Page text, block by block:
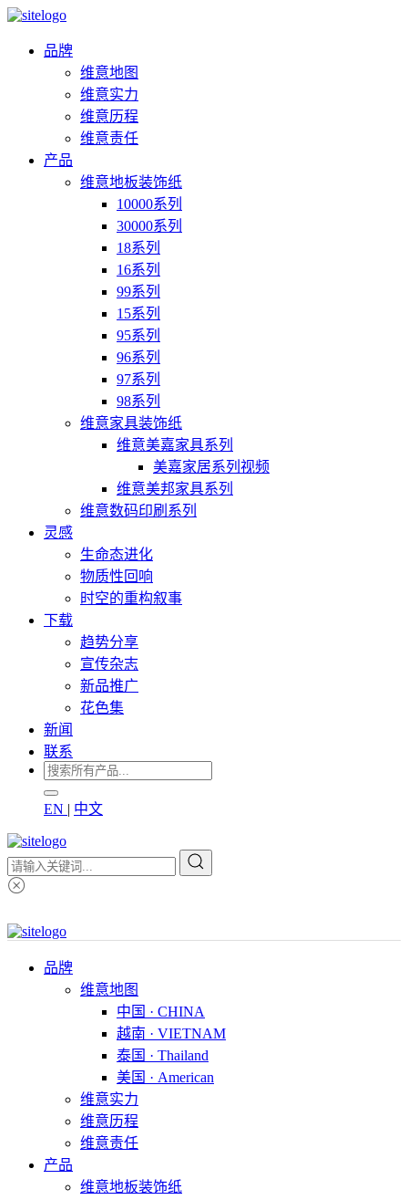
品牌
维意地图
维意实力
维意历程
维意责任
产品
维意地板装饰纸
10000系列
30000系列
18系列
16系列
99系列
15系列
95系列
96系列
97系列
98系列
维意家具装饰纸
维意美嘉家具系列
美嘉家居系列视频
维意美邦家具系列
维意数码印刷系列
灵感
生命态进化
物质性回响
时空的重构叙事
下载
趋势分享
宣传杂志
新品推广
花色集
新闻
联系
EN | 中文
品牌
维意地图
中国 · CHINA
越南 · VIETNAM
泰国 · Thailand
美国 · American
维意实力
维意历程
维意责任
产品
维意地板装饰纸